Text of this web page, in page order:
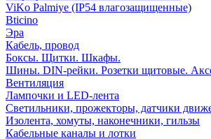
ViKo Palmiye (IP54 влагозащищенные)
Bticino
Эра
Кабель, провод
Боксы. Щитки. Шкафы.
Шины. DIN-рейки. Розетки щитовые.
Вентиляция
Лампочки и LED-лента
Светильники, прожекторы, датчики
Изолента, хомуты, наконечники, гильзы
Кабельные каналы и лотки